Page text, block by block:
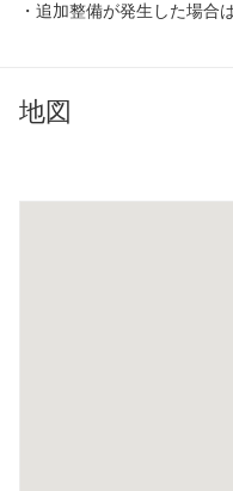
・追加整備が発生した場合
地図